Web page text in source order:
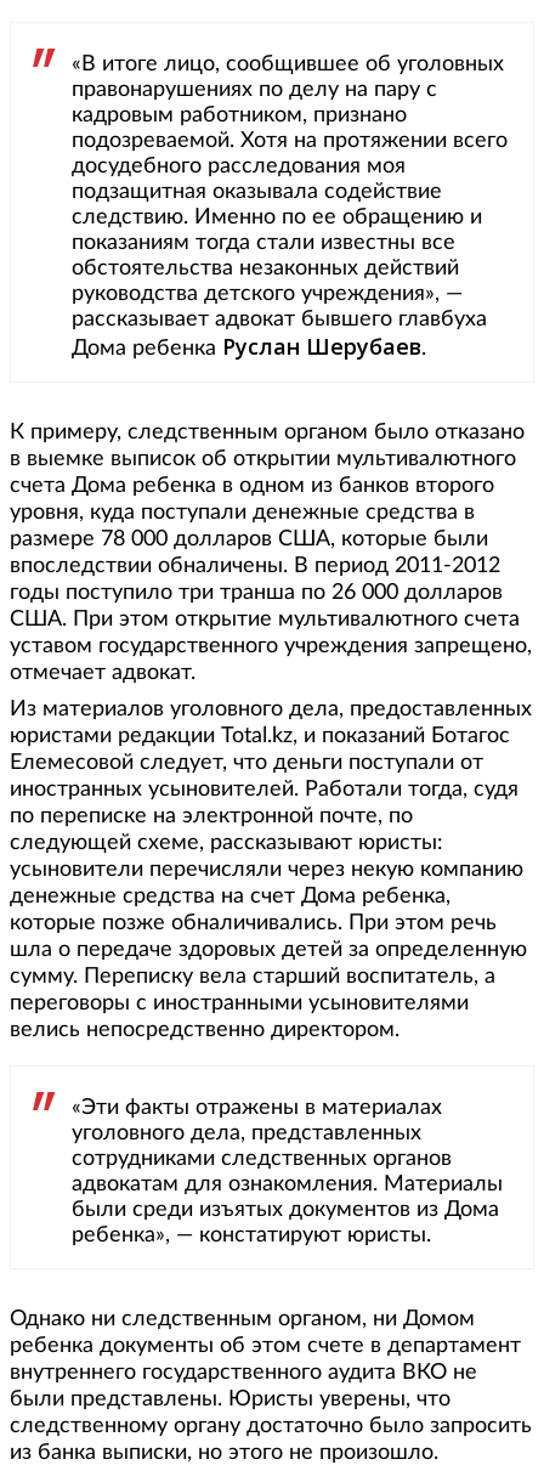
«В итоге лицо, сообщившее об уголовных
правонарушениях по делу на пару с
кадровым работником, признано
подозреваемой. Хотя на протяжении всего
досудебного расследования моя
подзащитная оказывала содействие
следствию. Именно по ее обращению и
показаниям тогда стали известны все
обстоятельства незаконных действий
руководства детского учреждения», —
рассказывает адвокат бывшего главбуха
Дома ребенка Руслан Шерубаев.
К примеру, следственным органом было отказано
в выемке выписок об открытии мультивалютного
счета Дома ребенка в одном из банков второго
уровня, куда поступали денежные средства в
размере 78 000 долларов США, которые были
впоследствии обналичены. В период 2011-2012
годы поступило три транша по 26 000 долларов
США. При этом открытие мультивалютного счета
уставом государственного учреждения запрещено,
отмечает адвокат.
Из материалов уголовного дела, предоставленных
юристами редакции Total.kz, и показаний Ботагос
Елемесовой следует, что деньги поступали от
иностранных усыновителей. Работали тогда, судя
по переписке на электронной почте, по
следующей схеме, рассказывают юристы:
усыновители перечисляли через некую компанию
денежные средства на счет Дома ребенка,
которые позже обналичивались. При этом речь
шла о передаче здоровых детей за определенную
сумму. Переписку вела старший воспитатель, а
переговоры с иностранными усыновителями
велись непосредственно директором.
«Эти факты отражены в материалах
уголовного дела, представленных
сотрудниками следственных органов
адвокатам для ознакомления. Материалы
были среди изъятых документов из Дома
ребенка», — констатируют юристы.
Однако ни следственным органом, ни Домом
ребенка документы об этом счете в департамент
внутреннего государственного аудита ВКО не
были представлены. Юристы уверены, что
следственному органу достаточно было запросить
из банка выписки, но этого не произошло.